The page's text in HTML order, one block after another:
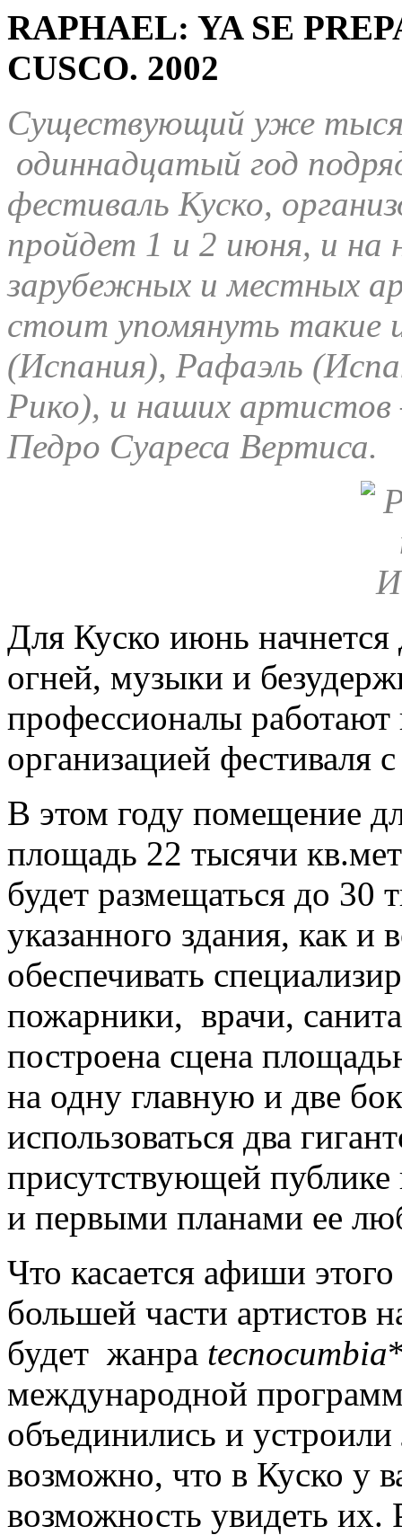
RAPHAEL: YA SE
CUSCO. 2002
Существующий уже
одиннадцатый год
фестиваль Куско,
пройдет 1 и 2 июня, и
зарубежных и местных
стоит упомянуть такие
(Испания), Рафаэль
Рико), и наших
Педро Суареса Вертиса.
Для Куско июнь
огней, музыки и
профессионалы
организацией фестиваля
В этом году помещение
площадь 22 тысячи
будет размещаться до 30
указанного здания, как и
обеспечивать
пожарники, врачи,
построена сцена
на одну главную и две
использоваться два
присутствующей публике
и первыми планами ее
Что касается афиши
большей части артистов
будет жанра tecnocumbia
международной
объединились и
возможно, что в Куско у
возможность увидеть